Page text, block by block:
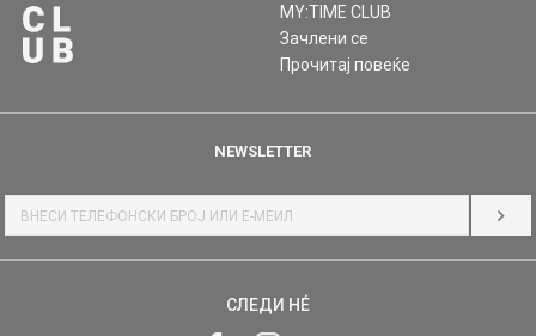
MY:TIME CLUB
Зачлени се
Прочитај повеќе
NEWSLETTER
СЛЕДИ НÉ